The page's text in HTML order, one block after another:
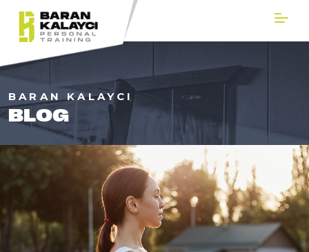
BARAN KALAYCI
BLOG